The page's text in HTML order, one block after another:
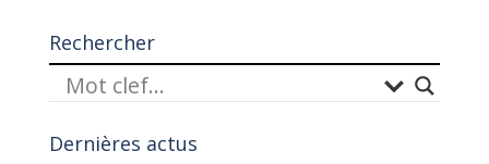
Rechercher
Dernières actus